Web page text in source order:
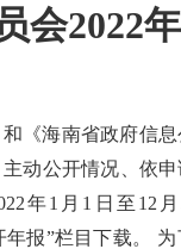
会2022
《海南省政府信
动公开情况、依
年1月1日至12
开年报”栏目下载